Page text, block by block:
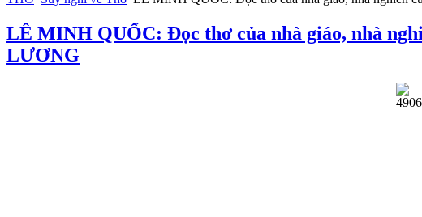
LÊ MINH QUỐC: Đọc thơ của nhà giáo, nhà
LƯƠNG